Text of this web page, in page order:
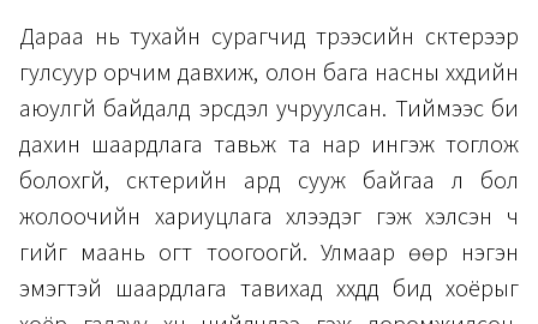
Дараа нь тухайн сурагчид түрээсийн скүүтерээр
гулсуур орчим давхиж, олон бага насны хүүхдийн
аюулгүй байдалд эрсдэл учруулсан. Тиймээс би
дахин шаардлага тавьж та нар ингэж тоглож
болохгүй, скүүтерийн ард сууж байгаа л бол
жолоочийн хариуцлага хүлээдэг гэж хэлсэн ч
үгийг маань огт тоогоогүй. Улмаар өөр нэгэн
эмэгтэй шаардлага тавихад хүүхдүүд бид хоёрыг